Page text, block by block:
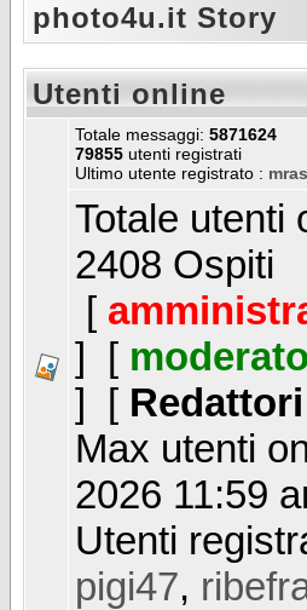
photo4u.it Story
Utenti online
Totale messaggi: 5871624
79855 utenti registrati
Ultimo utente registrato :
Totale utenti
2408 Ospiti
[
] [
] [ Redattori
Max utenti
2026 11:59
Utenti
pigi47,